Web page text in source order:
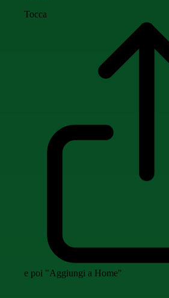
Tocca
e poi "Aggiungi a Home"